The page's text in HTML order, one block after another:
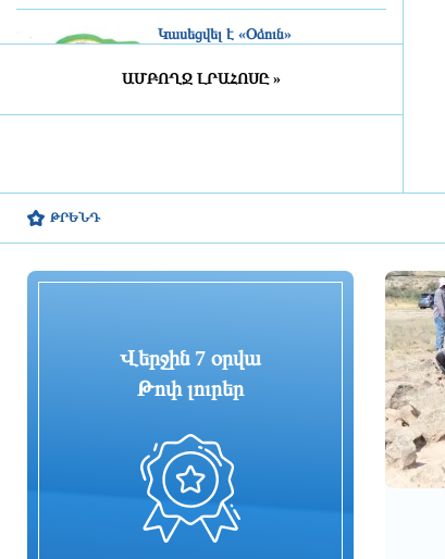
Կասեցվել է «Օձուն»
զովացուցիչ ըմպելիքների
3 ժամ առաջ
ցանց Հայաստանում
Փրկարարներն աղբակույտի
ԱՄԲՈՂՋ ԼՐԱՀՈՍԸ »
ԹՐԵՆԴ
Վերջին 7 օրվա
Թոփ լուրեր